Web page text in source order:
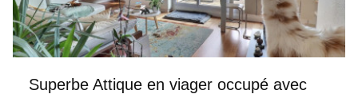
Superbe Attique en viager occupé avec